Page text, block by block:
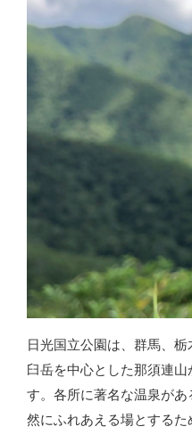
日光国立公園は、群馬、
臼岳を中心とした那須連
す。各所に著名な温泉が
然にふれあえる場とするた